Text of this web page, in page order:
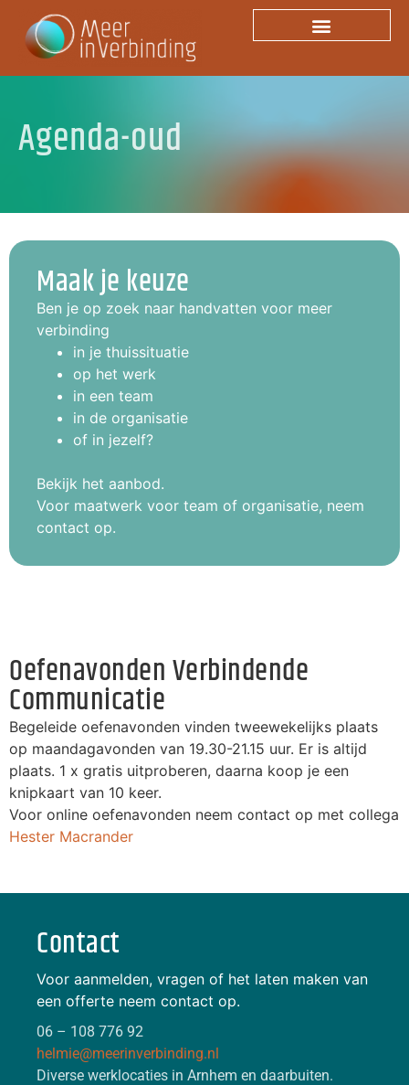
Agenda-oud
Agenda-oud
Maak je keuze
Ben je op zoek naar handvatten voor meer
verbinding
in je thuissituatie
op het werk
in een team
in de organisatie
of in jezelf?
Bekijk het aanbod.
Voor maatwerk voor team of organisatie, neem
contact op.
Oefenavonden Verbindende
Communicatie
Begeleide oefenavonden vinden tweewekelijks plaats
op maandagavonden van 19.30-21.15 uur. Er is altijd
plaats. 1 x gratis uitproberen, daarna koop je een
knipkaart van 10 keer.
Voor online oefenavonden neem contact op met collega
Hester Macrander
Contact
Voor aanmelden, vragen of het laten maken van
een offerte neem contact op.
06 – 108 776 92
helmie@meerinverbinding.nl
Diverse werklocaties in Arnhem en daarbuiten.